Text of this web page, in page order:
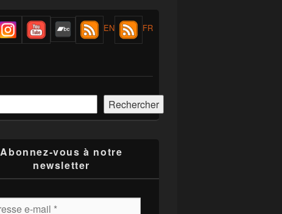
EN FR
Rechercher
Abonnez-vous à notre
newsletter